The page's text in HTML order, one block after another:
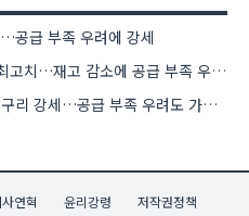
공급 부족 우려에 강세
[비철금속 시황] 구리 2개월 만에 최고치…재고 감소에 공급 부족 우려 확대
[비철금속 시황] 연준 금리 동결에 구리 강세…공급 부족 우려도 가격 지지
연혁 윤리강령
저작권정책